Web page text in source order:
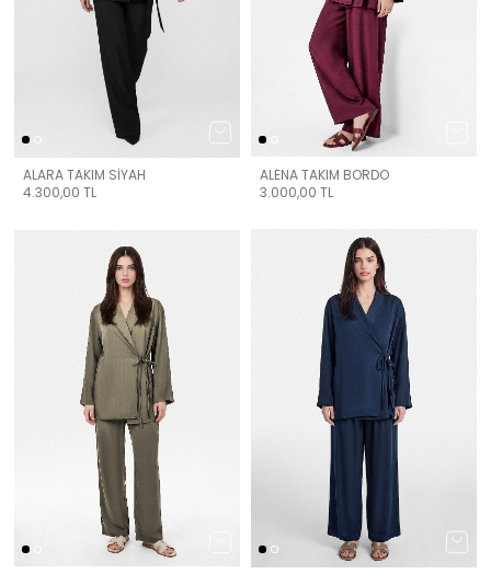
ALARA TAKIM SİYAH
4.300,00 TL
ALENA TAKIM BORDO
3.000,00 TL